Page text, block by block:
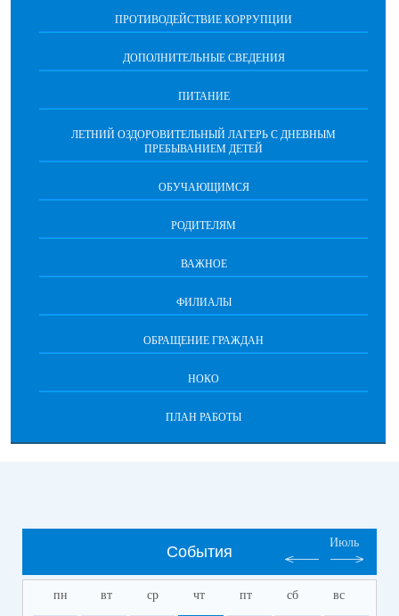
родителям — за поддержку и веру в
добрый путь!
ПРОТИВОДЕЙСТВИЕ КОРРУПЦИИ
ДОПОЛНИТЕЛЬНЫЕ СВЕДЕНИЯ
ПИТАНИЕ
ЛЕТНИЙ ОЗДОРОВИТЕЛЬНЫЙ ЛАГЕРЬ С ДНЕВНЫМ
ПРЕБЫВАНИЕМ ДЕТЕЙ
ОБУЧАЮЩИМСЯ
РОДИТЕЛЯМ
ВАЖНОЕ
ФИЛИАЛЫ
ОБРАЩЕНИЕ ГРАЖДАН
НОКО
ПЛАН РАБОТЫ
События
Июль
пн вт ср чт пт сб вс